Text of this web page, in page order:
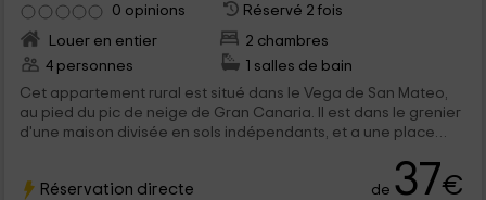
0 opinions
Réservé 2 fois
Louer en entier
2 chambres
4 personnes
1 salles de bain
Cet appartement rural est situé dans le Vega de San Mateo,
au pied du pic de neige de Gran Canaria. Il est dans le grenier
d'une maison divisée en sols indépendants, et a une place
Réservation directe de 37€